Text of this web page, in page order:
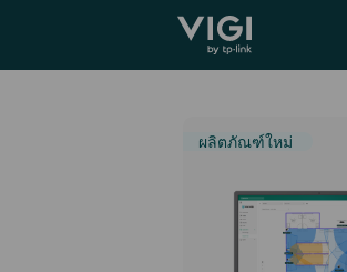
TP-Link, Reliably Smart
ผลิตภัณฑ์ใหม่